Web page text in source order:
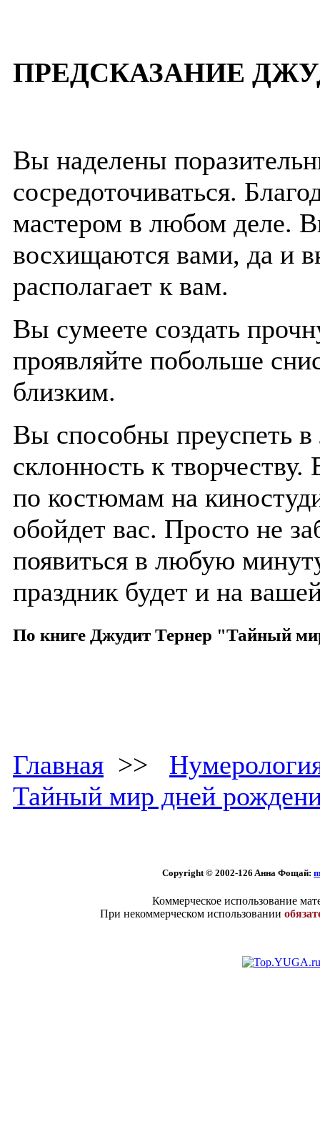
ПРЕДСКАЗАНИЕ
Вы наделены
сосредоточиваться.
мастером в любом деле.
восхищаются вами, да и
располагает к вам.
Вы сумеете создать
проявляйте побольше
близким.
Вы способны преуспеть
склонность к
по костюмам на
обойдет вас. Просто не
появиться в любую
праздник будет и на
По книге Джудит Тернер "Тайный
Главная >>
Тайный мир дней
Copyright © 2002-126 Aннa Фoщaй:
Коммерческое использование
При некоммерческом использовании